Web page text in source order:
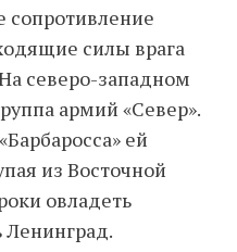
сопротивление
силы врага
северо-западном
армий «Север».
ей
из Восточной
овладеть
Ленинград.